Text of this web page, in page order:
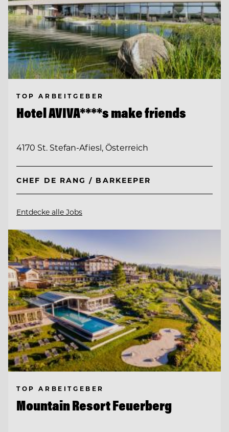
TOP ARBEITGEBER
Hotel AVIVA****s make friends
4170 St. Stefan-Afiesl, Österreich
CHEF DE RANG / BARKEEPER
Entdecke alle Jobs
TOP ARBEITGEBER
Mountain Resort Feuerberg